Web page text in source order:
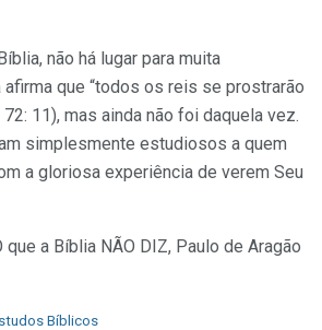
não há lugar para muita
afirma que “todos os reis se prostrarão
11), mas ainda não foi daquela vez.
simplesmente estudiosos a quem
a gloriosa experiência de verem Seu
a Bíblia NÃO DIZ, Paulo de Aragão
Bíblicos